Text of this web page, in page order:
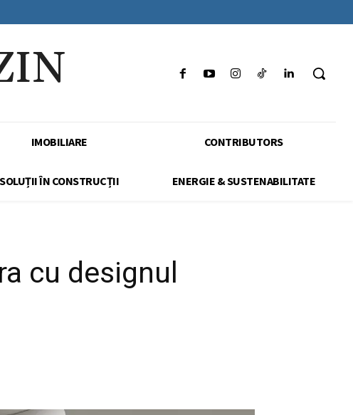
IMOBILIARE CONTRIBUTORS
SOLUȚII ÎN CONSTRUCȚII ENERGIE & SUSTENABILITATE
cu designul